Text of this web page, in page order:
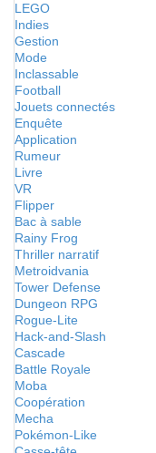
LEGO
Indies
Gestion
Mode
Inclassable
Football
Jouets connectés
Enquête
Application
Rumeur
Livre
VR
Flipper
Bac à sable
Rainy Frog
Thriller narratif
Metroidvania
Tower Defense
Dungeon RPG
Rogue-Lite
Hack-and-Slash
Cascade
Battle Royale
Moba
Coopération
Mecha
Pokémon-Like